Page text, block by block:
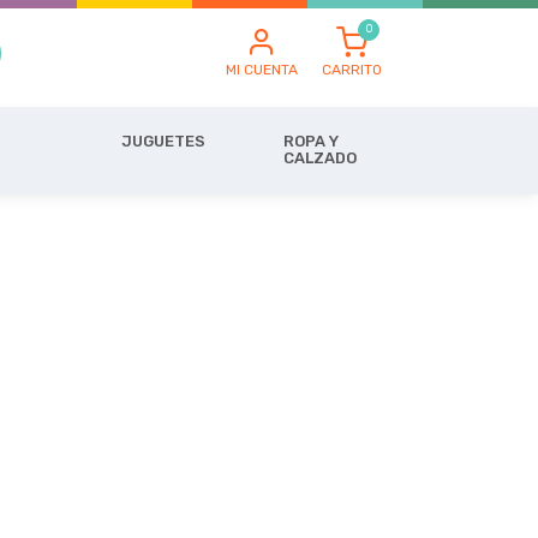
MI CUENTA CARRITO
JUGUETES
ROPA Y
CALZADO